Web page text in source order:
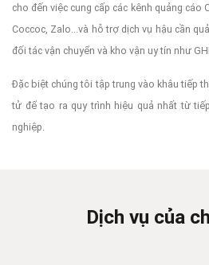
cho đến việc cung cấp các kênh quảng cáo
Coccoc, Zalo...và hỗ trợ dịch vụ hậu cần
đối tác vận chuyển và kho vận uy tín như
Đặc biệt chúng tôi tập trung vào khâu tiếp
tử để tạo ra quy trình hiệu quả nhất từ
nghiệp.
Dịch vụ của